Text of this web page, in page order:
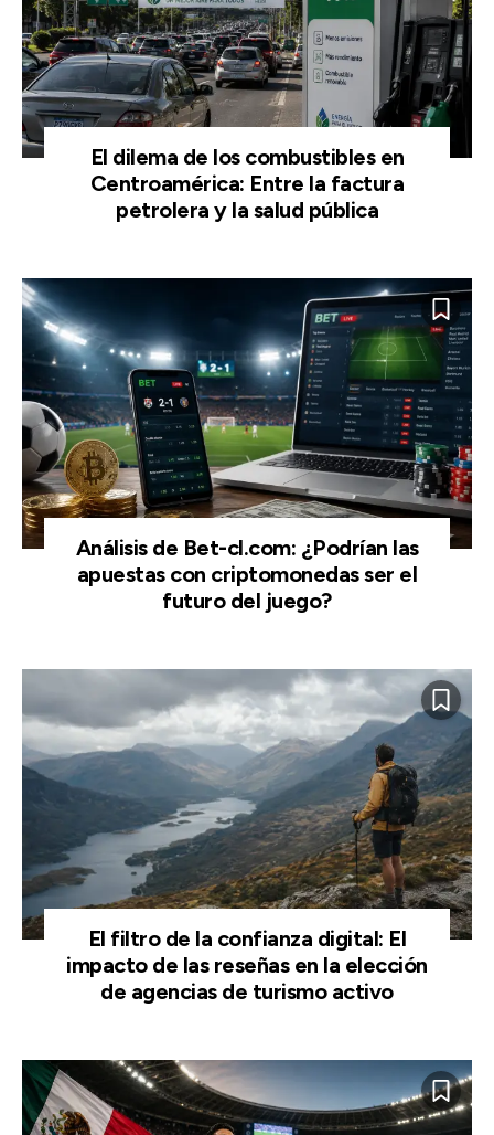
El dilema de los combustibles en
Centroamérica: Entre la factura
petrolera y la salud pública
Análisis de Bet-cl.com: ¿Podrían las
apuestas con criptomonedas ser el
futuro del juego?
El filtro de la confianza digital: El
impacto de las reseñas en la elección
de agencias de turismo activo